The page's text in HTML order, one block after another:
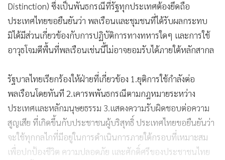
Distinction) ซึ่งเป็นพันธกรณีที่รัฐทุกประเทศต้องยึดถือ
ประเทศไทยขอยืนยันว่า พลเรือนและชุมชนที่ได้รับผลกระทบ
มิได้มีส่วนเกี่ยวข้องกับการปฏิบัติการทางทหารใดๆ และการใช้
อาวุธโจมตีพื้นที่พลเรือนเช่นนี้ไม่อาจยอมรับได้ภายใต้หลักสากล
รัฐบาลไทยเรียกร้องให้ฝ่ายที่เกี่ยวข้อง 1.ยุติการใช้กำลังต่อ
พลเรือนโดยทันที 2.เคารพพันธกรณีตามกฎหมายระหว่าง
ประเทศและหลักมนุษยธรรม 3.แสดงความรับผิดชอบต่อความ
สูญเสีย ที่เกิดขึ้นกับประชาชนผู้บริสุทธิ์ ประเทศไทยขอยืนยันว่า
จะใช้ทุกกลไกที่มีอยู่ในการดำเนินการภายใต้กรอบที่เหมาะสม
เพื่อปกป้องชีวิต ความปลอดภัย และศักดิ์ศรีของประชาชนไทย